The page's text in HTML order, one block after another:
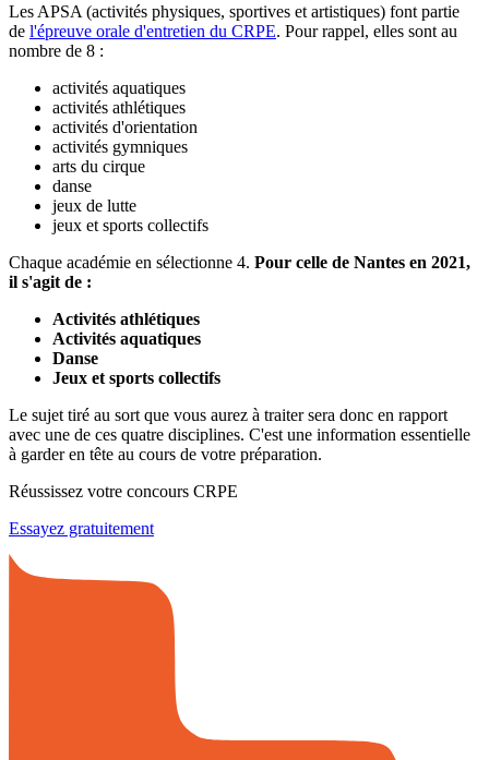
Les APSA (activités physiques, sportives et artistiques) font partie
de l'épreuve orale d'entretien du CRPE. Pour rappel, elles sont au
nombre de 8 :
activités aquatiques
activités athlétiques
activités d'orientation
activités gymniques
arts du cirque
danse
jeux de lutte
jeux et sports collectifs
Chaque académie en sélectionne 4. Pour celle de Nantes en 2021,
il s'agit de :
Activités athlétiques
Activités aquatiques
Danse
Jeux et sports collectifs
Le sujet tiré au sort que vous aurez à traiter sera donc en rapport
avec une de ces quatre disciplines. C'est une information essentielle
à garder en tête au cours de votre préparation.
Réussissez votre concours CRPE
Essayez gratuitement